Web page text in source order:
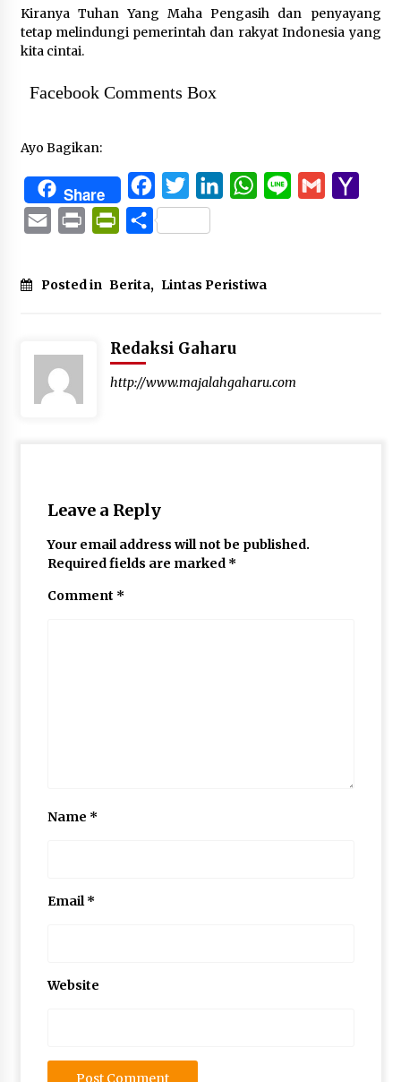
Kiranya Tuhan Yang Maha Pengasih dan penyayang
tetap melindungi pemerintah dan rakyat Indonesia yang
kita cintai.
Facebook Comments Box
Ayo Bagikan:
Share FacebookTwitterLinkedInWhatsApp
Line Gmail
Email Print PrintFriendly
Share
Posted in Berita, Lintas Peristiwa
Redaksi Gaharu
http://www.majalahgaharu.com
Leave a Reply
Your email address will not be published.
Required fields are marked *
Comment *
Name *
Email*
Website